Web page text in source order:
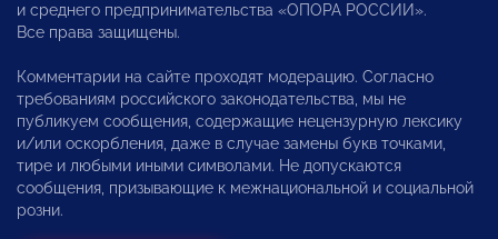
и среднего предпринимательства «ОПОРА РОССИИ».
Все права защищены.
Комментарии на сайте проходят модерацию. Согласно
требованиям российского законодательства, мы не
публикуем сообщения, содержащие нецензурную лексику
и/или оскорбления, даже в случае замены букв точками,
тире и любыми иными символами. Не допускаются
сообщения, призывающие к межнациональной и социальной
розни.